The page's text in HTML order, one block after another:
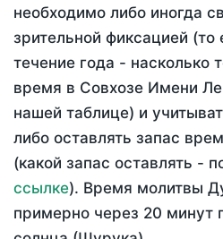
необходимо либо иногда
зрительной фиксацией (то
течение года - насколько
время в Совхозе Имени
нашей таблице) и
либо оставлять запас
(какой запас оставлять -
ссылке). Время молитвы
примерно через 20 минут